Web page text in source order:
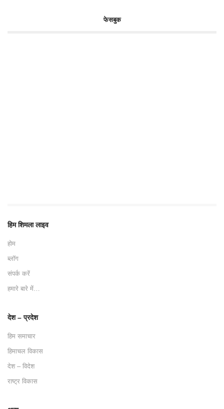
फेसबुक
हिम शिमला लाइव
होम
ब्लॉग
संपर्क करें
हमारे बारे में…
देश – प्रदेश
हिम समाचार
हिमाचल विकास
देश – विदेश
राष्ट्र विकास